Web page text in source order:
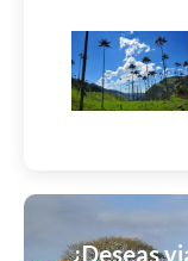
¿Deseas